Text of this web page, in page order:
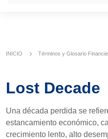
INICIO Términos y Glosario
Lost Decade
Una década perdida se
estancamiento económico,
crecimiento lento, alto